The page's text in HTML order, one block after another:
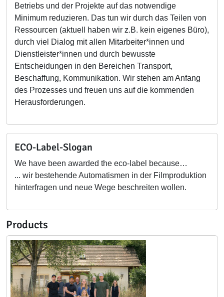
Betriebs und der Projekte auf das notwendige
Minimum reduzieren. Das tun wir durch das Teilen von
Ressourcen (aktuell haben wir z.B. kein eigenes Büro),
durch viel Dialog mit allen Mitarbeiter*innen und
Dienstleister*innen und durch bewusste
Entscheidungen in den Bereichen Transport,
Beschaffung, Kommunikation. Wir stehen am Anfang
des Prozesses und freuen uns auf die kommenden
Herausforderungen.
ECO-Label-Slogan
We have been awarded the eco-label because…
... wir bestehende Automatismen in der Filmproduktion
hinterfragen und neue Wege beschreiten wollen.
Products